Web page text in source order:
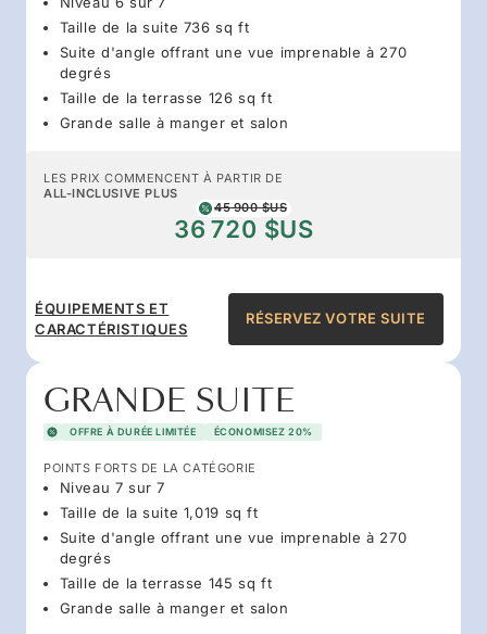
Taille de la suite 736 sq ft
Suite d'angle offrant une vue imprenable à 270
degrés
Taille de la terrasse 126 sq ft
Grande salle à manger et salon
LES PRIX COMMENCENT À PARTIR DE
ALL-INCLUSIVE PLUS
45 900 $US
36 720 $US
ÉQUIPEMENTS ET
CARACTÉRISTIQUES
RÉSERVEZ VOTRE SUITE
GRANDE SUITE
OFFRE À DURÉE LIMITÉE ÉCONOMISEZ 20%
POINTS FORTS DE LA CATÉGORIE
Niveau 7 sur 7
Taille de la suite 1,019 sq ft
Suite d'angle offrant une vue imprenable à 270
degrés
Taille de la terrasse 145 sq ft
Grande salle à manger et salon